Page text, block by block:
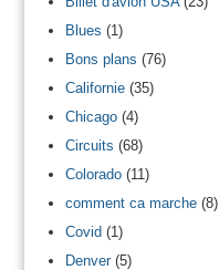
Blues (1)
Bons plans (76)
Californie(35)
Chicago(4)
Circuits (68)
Colorado(11)
comment ca marche(8)
Covid(1)
Denver(5)